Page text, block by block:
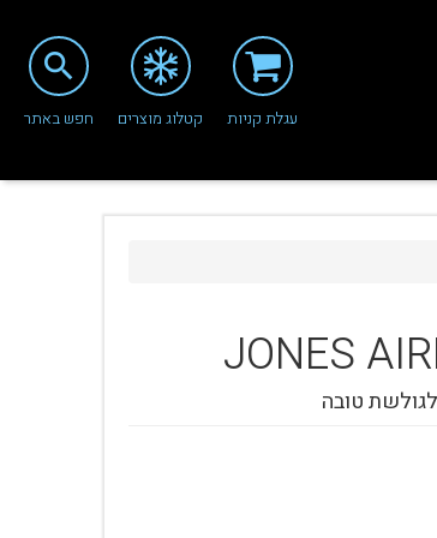
עגלת קניות קטלוג מוצרים
search
חפש באתר
JONES
טובה